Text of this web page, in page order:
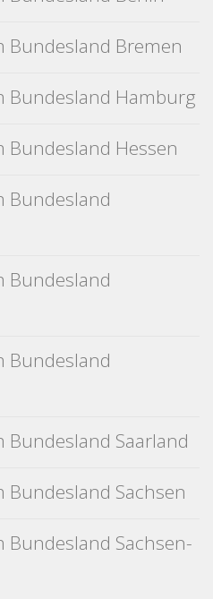
Bremen
Bundesland Hamburg
Hessen
Bundesland
Bundesland
Bundesland
Saarland
Sachsen
Sachsen-